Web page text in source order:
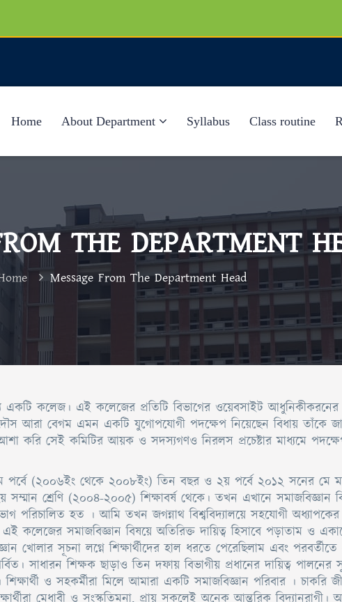
Home About Department Syllabus Class routine
THE DEPARTMENT
Message From The Department Head
কলেজ। এই কলেজের প্রতিটি বিভাগের ওয়েবসাইট আধুনিকীকরনের
আরা বেগম এমন একটি যুগোপযোগী পদক্ষেপ নিয়েছেন বিধায় তাঁকে
করি সেই কমিটির আয়ক ও সদস্যগণও নিরলস প্রচেষ্টার মাধ্যমে
পর্বে (২০০৬ইং থেকে ২০০৮ইং) তিন বছর ও ২য় পর্বে ২০১২ সনের মে
শ্রেণি (২০০৪-২০০৫) শিক্ষাবর্ষ থেকে। তখন এখানে সমাজবিজ্ঞান
বিভাগ পরিচালিত হত । আমি তখন জগন্নাথ বিশ্ববিদ্যালয়ে সহযোগী
কলেজের সমাজবিজ্ঞান বিষয়ে অতিরিক্ত দায়িত্ব হিসাবে পড়াতাম ও
খোলার সূচনা লগ্নে শিক্ষার্থীদের হাল ধরতে পেরেছিলাম এবং
সাধারন শিক্ষক ছাড়াও তিন দফায় বিভাগীয় প্রধানের দায়িত্ব
শিক্ষার্থী ও সহকর্মীরা মিলে আমারা একটি সমাজবিজ্ঞান পরিবার । চাকরি